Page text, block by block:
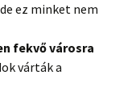
ez minket nem
fekvő városra
várták a